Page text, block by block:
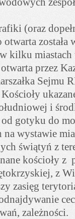
(oraz
kilku
przez
Sejmu
i
gotyku do
wystawie
świątyń z
kościoły z
z
zasięg
zależności.